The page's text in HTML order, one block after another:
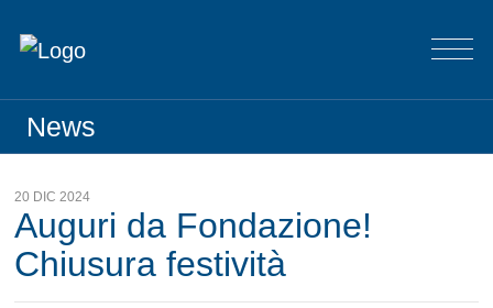
News
20 DIC 2024
Auguri da Fondazione!
Chiusura festività